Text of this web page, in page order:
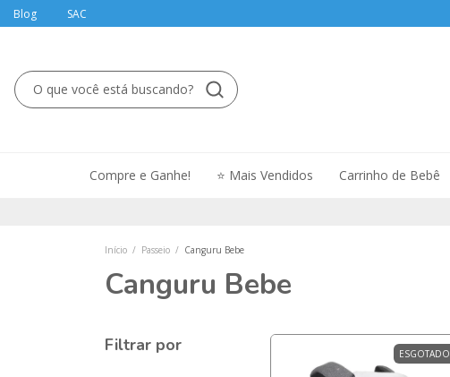
Blog SAC
Compre e Ganhe! ⭐ Mais Vendidos Carrinho de Bebê
Início / Passeio / Canguru Bebe
Canguru Bebe
Filtrar por ESGOTADO